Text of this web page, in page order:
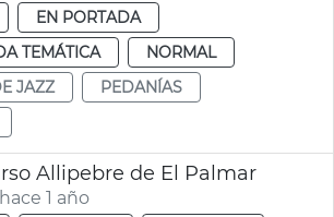
EN PORTADA
TEMÁTICA
NORMAL
JAZZ
PEDANÍAS
Allipebre de El Palmar
1 año